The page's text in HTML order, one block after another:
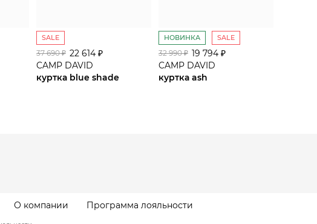
SALE
37 690 ₽ 22 614 ₽
CAMP DAVID
куртка blue shade
НОВИНКА SALE
32 990 ₽ 19 794 ₽
CAMP DAVID
куртка ash
О компании Программа лояльности